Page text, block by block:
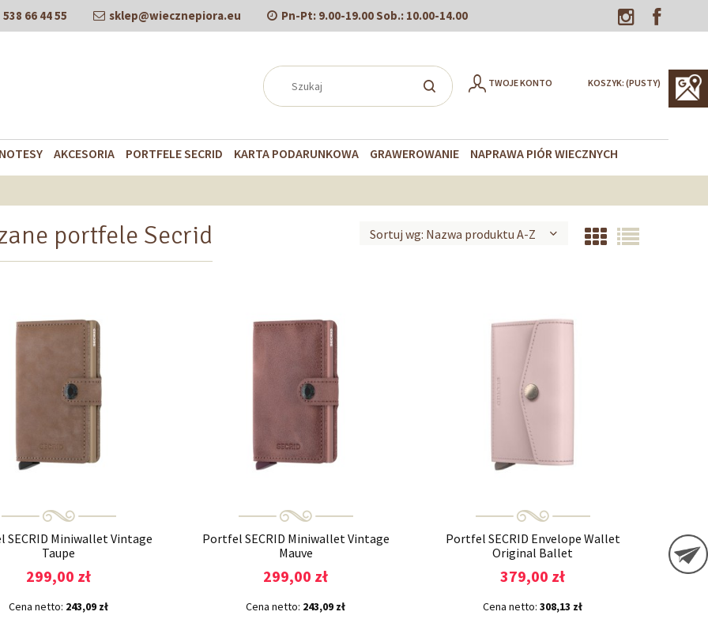
538 66 44 55 sklep@wiecznepiora.eu Pn-Pt: 9.00-19.00Sob.: 10.00-14.00
KOSZYK: (PUSTY)
TWOJE KONTO
AKCESORIA PORTFELE SECRID KARTA PODARUNKOWA GRAWEROWANIE NAPRAWA PIÓR WIECZNYCH
portfele Secrid Sortuj wg: Nazwa produktu A-Z
SECRID Miniwallet Vintage
Taupe
299,00 zł
Cena netto: 243,09 zł
Portfel SECRID Miniwallet Vintage
Mauve
299,00 zł
Cena netto: 243,09 zł
Portfel SECRID Envelope Wallet
Original Ballet
379,00 zł
Cena netto: 308,13 zł